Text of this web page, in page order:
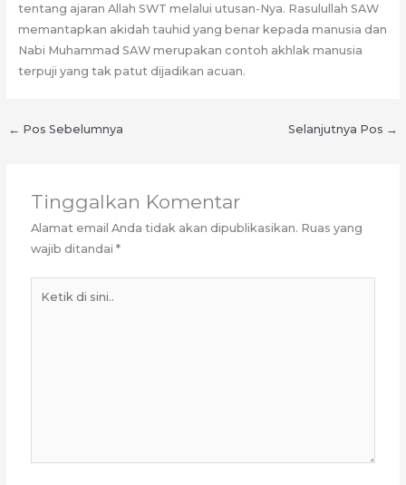
tentang ajaran Allah SWT melalui utusan-Nya. Rasulullah SAW
memantapkan akidah tauhid yang benar kepada manusia dan
Nabi Muhammad SAW merupakan contoh akhlak manusia
terpuji yang tak patut dijadikan acuan.
← Pos Sebelumnya Selanjutnya Pos →
Tinggalkan Komentar
Alamat email Anda tidak akan dipublikasikan. Ruas yang
wajib ditandai*